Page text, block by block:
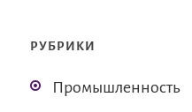
РУБРИКИ
Промышленность